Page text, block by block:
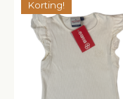
Korting!